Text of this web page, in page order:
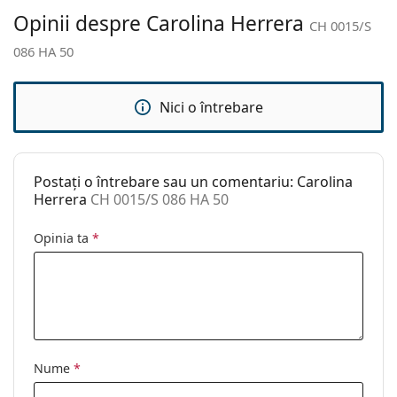
Suport:
Da
Lavetă pentru
curățat:
Brand:
Carolina Herrera
Utilizare:
Cod:
Opinii despre Carolina Herrera CH 0015/S
086 HA 50
Nici o întrebare
Postați o întrebare sau un comentariu: Carolina
Herrera CH 0015/S 086 HA 50
Opinia ta *
Nume *